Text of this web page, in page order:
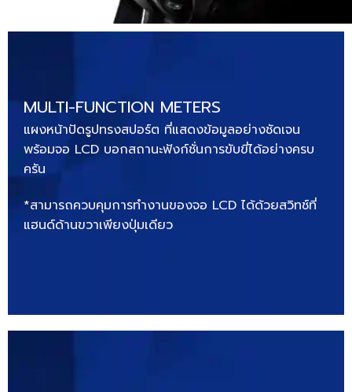
MULTI-FUNCTION METERS
แผงหน้าปัดรูปทรงสปอร์ต ที่แสดงข้อมูลอย่างชัดเจน
พร้อมจอ LCD บอกสถานะฟังก์ชั่นการขับขี่ได้อย่างครบ
ครัน
*สามารถควบคุมการทำงานของจอ LCD ได้ด้วยสวิทช์ที่
แฮนด์ด้านขวาเพียงปุ่มเดียว